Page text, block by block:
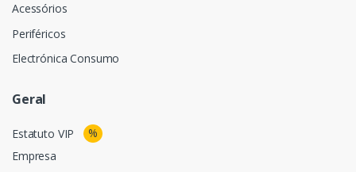
Acessórios
Periféricos
Electrónica Consumo
Geral
Estatuto VIP
%
Empresa